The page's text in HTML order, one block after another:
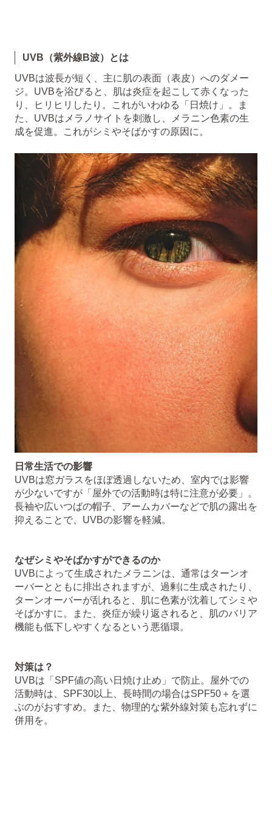
UVB（紫外線B波）とは
UVBは波長が短く、主に肌の表面（表皮）へのダメー
ジ。UVBを浴びると、肌は炎症を起こして赤くなった
り、ヒリヒリしたり。これがいわゆる「日焼け」。ま
た、UVBはメラノサイトを刺激し、メラニン色素の生
成を促進。これがシミやそばかすの原因に。
日常生活での影響
UVBは窓ガラスをほぼ透過しないため、室内では影響
が少ないですが「屋外での活動時は特に注意が必要」。
長袖や広いつばの帽子、アームカバーなどで肌の露出を
抑えることで、UVBの影響を軽減。
なぜシミやそばかすができるのか
UVBによって生成されたメラニンは、通常はターンオ
ーバーとともに排出されますが、過剰に生成されたり、
ターンオーバーが乱れると、肌に色素が沈着してシミや
そばかすに。また、炎症が繰り返されると、肌のバリア
機能も低下しやすくなるという悪循環。
対策は？
UVBは「SPF値の高い日焼け止め」で防止。屋外での
活動時は、SPF30以上、長時間の場合はSPF50＋を選
ぶのがおすすめ。また、物理的な紫外線対策も忘れずに
併用を。